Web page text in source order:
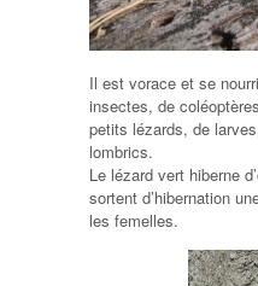
Il est vorace et se
insectes, de
petits lézards, de
lombrics.
Le lézard vert hiberne
sortent d’hibernation
les femelles.